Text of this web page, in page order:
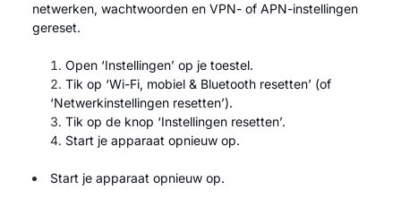
netwerken, wachtwoorden en VPN- of APN-instellingen
gereset.
Open ‘Instellingen’ op je toestel.
Tik op ‘Wi-Fi, mobiel & Bluetooth resetten’ (of
‘Netwerkinstellingen resetten’).
Tik op de knop ‘Instellingen resetten’.
Start je apparaat opnieuw op.
Start je apparaat opnieuw op.